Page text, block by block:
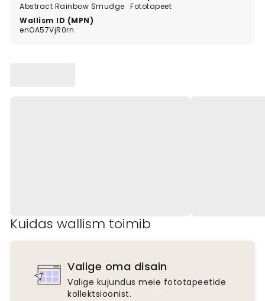
Abstract Rainbow Smudge Fototapeet
Wallism ID (MPN)
enOA57VjR0rn
Kuidas wallism toimib
Valige oma disain
Valige kujundus meie fototapeetide
kollektsioonist.